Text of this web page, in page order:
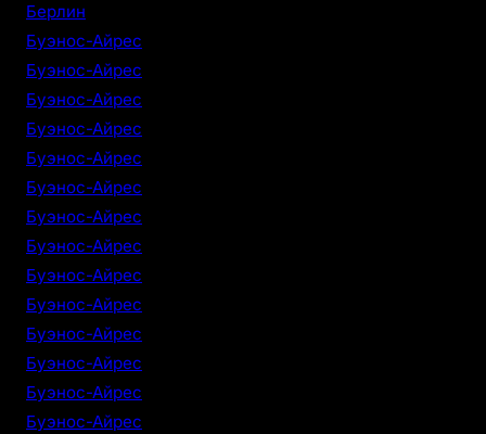
Берлин
Буэнос-Айрес
Буэнос-Айрес
Буэнос-Айрес
Буэнос-Айрес
Буэнос-Айрес
Буэнос-Айрес
Буэнос-Айрес
Буэнос-Айрес
Буэнос-Айрес
Буэнос-Айрес
Буэнос-Айрес
Буэнос-Айрес
Буэнос-Айрес
Буэнос-Айрес